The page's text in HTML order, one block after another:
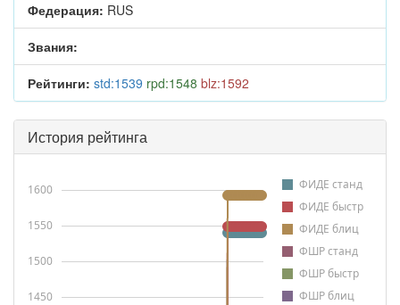
Федерация: RUS
Звания:
Рейтинги: std:1539 rpd:1548 blz:1592
История рейтинга
ФИДЕ станд
ФИДЕ быстр
ФИДЕ блиц
ФШР станд
ФШР быстр
ФШР блиц
1450
1500
1550
1600